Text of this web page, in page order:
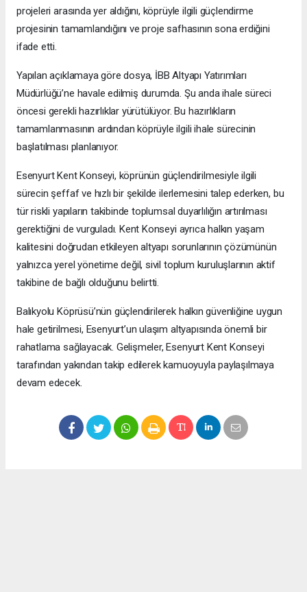
projeleri arasında yer aldığını, köprüyle ilgili güçlendirme
projesinin tamamlandığını ve proje safhasının sona erdiğini
ifade etti.
Yapılan açıklamaya göre dosya, İBB Altyapı Yatırımları
Müdürlüğü’ne havale edilmiş durumda. Şu anda ihale süreci
öncesi gerekli hazırlıklar yürütülüyor. Bu hazırlıkların
tamamlanmasının ardından köprüyle ilgili ihale sürecinin
başlatılması planlanıyor.
Esenyurt Kent Konseyi, köprünün güçlendirilmesiyle ilgili
sürecin şeffaf ve hızlı bir şekilde ilerlemesini talep ederken, bu
tür riskli yapıların takibinde toplumsal duyarlılığın artırılması
gerektiğini de vurguladı. Kent Konseyi ayrıca halkın yaşam
kalitesini doğrudan etkileyen altyapı sorunlarının çözümünün
yalnızca yerel yönetime değil, sivil toplum kuruluşlarının aktif
takibine de bağlı olduğunu belirtti.
Balıkyolu Köprüsü’nün güçlendirilerek halkın güvenliğine uygun
hale getirilmesi, Esenyurt’un ulaşım altyapısında önemli bir
rahatlama sağlayacak. Gelişmeler, Esenyurt Kent Konseyi
tarafından yakından takip edilerek kamuoyuyla paylaşılmaya
devam edecek.